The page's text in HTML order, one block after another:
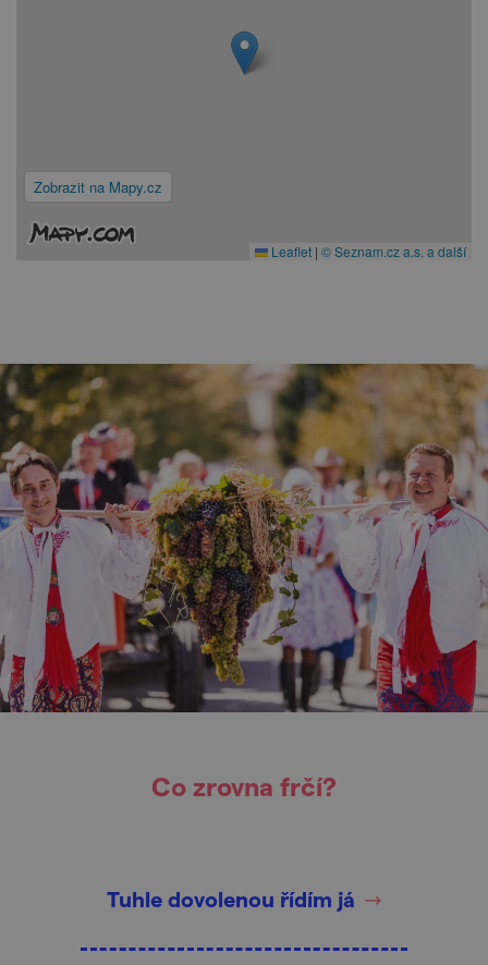
Zobrazit na Mapy.cz
Leaflet | © Seznam.cz a.s. a další
Co zrovna frčí?
Tuhle dovolenou řídím já